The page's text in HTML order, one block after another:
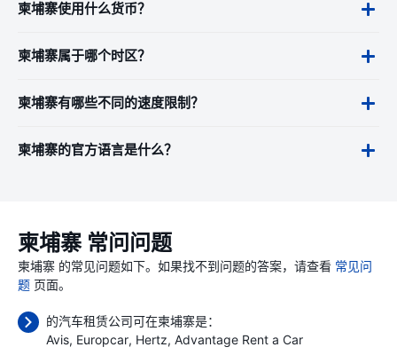
柬埔寨使用什么货币？
柬埔寨属于哪个时区？
柬埔寨有哪些不同的速度限制？
柬埔寨的官方语言是什么？
柬埔寨 常问问题
柬埔寨 的常见问题如下。如果找不到问题的答案，请查看 常见问
题 页面。
的汽车租赁公司可在柬埔寨是：
Avis Europcar Hertz Advantage Rent a Car